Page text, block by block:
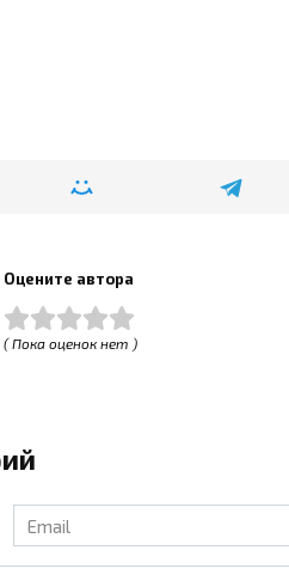
Оцените автора
( Пока оценок нет )
Email
*